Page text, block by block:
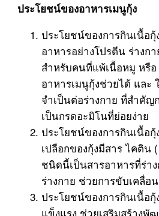
ประโยชน์ของอาหารเมนูกุ้ง
ประโยชน์ของการกินเนื้อ
อาหารอย่างโปรตีน ร่างก
สำหรับคนที่แพ้เนื้อหมู หรือ
อาหารเมนูกุ้งช่วยได้ และ
จำเป็นต่อร่างกาย ที่สำคัญ
เป็นกรดอะมิโนที่ย่อยง่าย
ประโยชน์ของการกินเนื้อ
เปลือกของกุ้งมีสาร ไคติน
ชนิดนี้เป็นสารอาหารที่ร่า
ร่างกาย ช่วยการขับเคลื่อ
ประโยชน์ของการกินเนื้อ
แข็งแรง ช่วยเสริมสร้างพั